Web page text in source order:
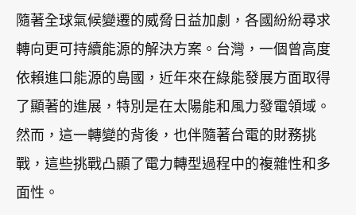
隨著全球氣候變遷的威脅日益加劇，各國紛紛尋求
轉向更可持續能源的解決方案。台灣，一個曾高度
依賴進口能源的島國，近年來在綠能發展方面取得
了顯著的進展，特別是在太陽能和風力發電領域。
然而，這一轉變的背後，也伴隨著台電的財務挑
戰，這些挑戰凸顯了電力轉型過程中的複雜性和多
面性。